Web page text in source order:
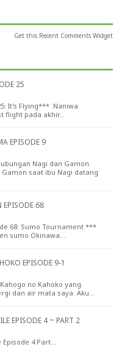
Get this Recent Comments Widget
25
It's Flying*** Naniwa
flight pada akhir…
EPISODE 9
Nagi dan Gamon
saat ibu Nagi datang
68
68: Sumo Tournament ***
sumo Okinawa…
EPISODE 9-1
no Kahoko yang
dan air mata saya. Aku…
EPISODE 4 ~ PART 2
4 Part…